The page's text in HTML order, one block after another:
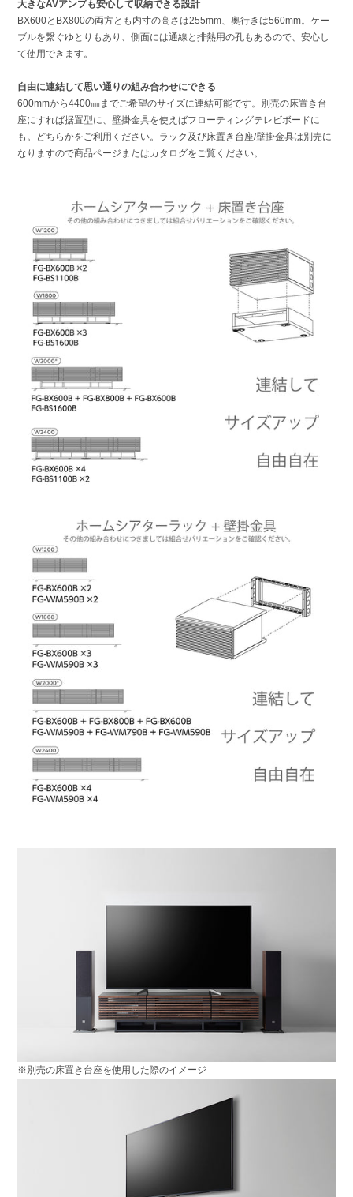
大きなAVアンプも安心して収納できる設計
BX600とBX800の両方とも内寸の高さは255mm、奥行きは560mm。ケー
ブルを繋ぐゆとりもあり、側面には通線と排熱用の孔もあるので、安心し
て使用できます。
自由に連結して思い通りの組み合わせにできる
600mmから4400㎜までご希望のサイズに連結可能です。別売の床置き台
座にすれば据置型に、壁掛金具を使えばフローティングテレビボードに
も。どちらかをご利用ください。ラック及び床置き台座/壁掛金具は別売に
なりますので商品ページまたはカタログをご覧ください。
※別売の床置き台座を使用した際のイメージ